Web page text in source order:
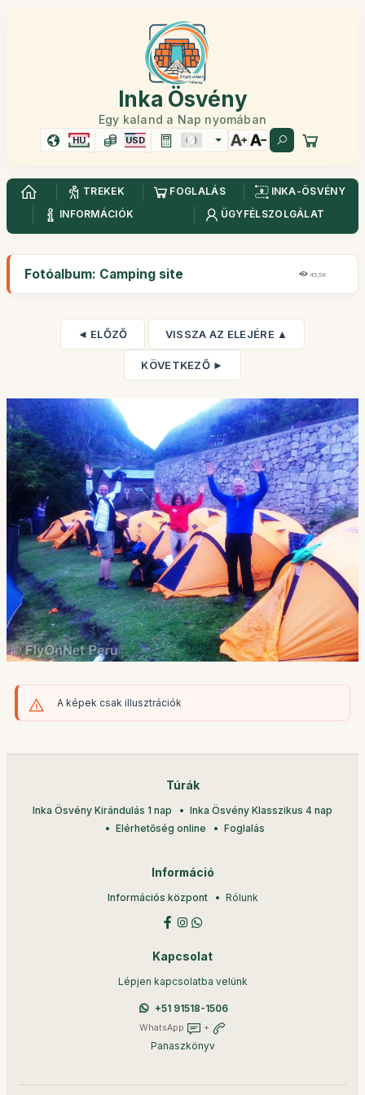
Inka Ösvény
Egy kaland a Nap nyomában
HU USD
TREKEK FOGLALÁS
INKA-ÖSVÉNY
INFORMÁCIÓK
ÜGYFÉLSZOLGÁLAT
Fotóalbum: Camping site 45,5K
◄ ELŐZŐ VISSZA AZ ELEJÉRE ▲
KÖVETKEZŐ ►
A képek csak illusztrációk
Túrák
Inka Ösvény Kirándulás 1 nap
Inka Ösvény Klasszikus 4 nap
Elérhetőség online
Foglalás
Információ
Információs központ Rólunk
Kapcsolat
Lépjen kapcsolatba velünk
+51 91518-1506
WhatsApp +
Panaszkönyv